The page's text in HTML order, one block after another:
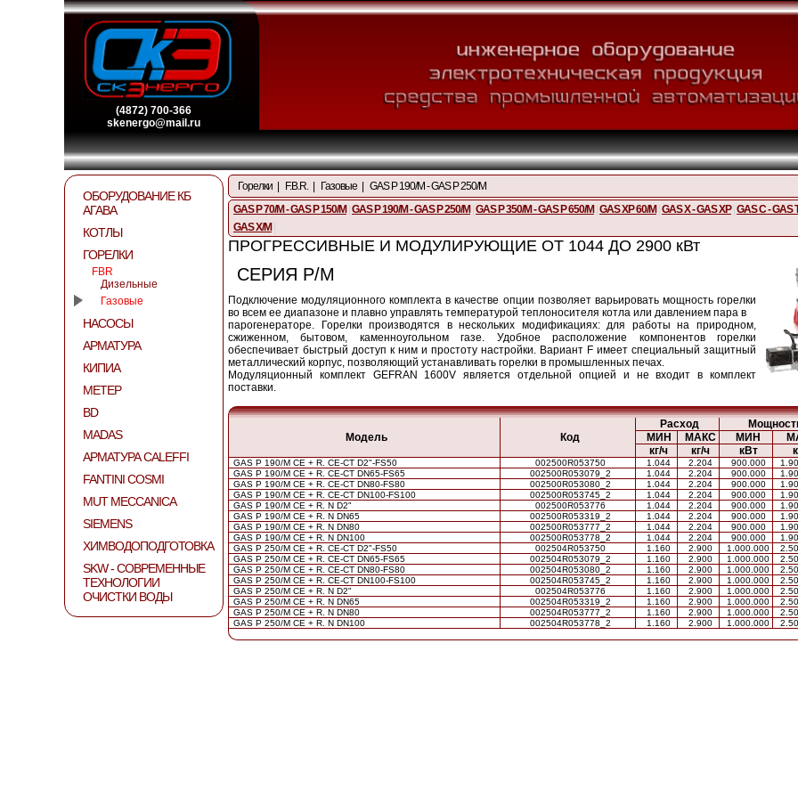
(4872) 700-366
skenergo@mail.ru
ОБОРУДОВАНИЕ КБ
АГАВА
КОТЛЫ
ГОРЕЛКИ
FBR
Дизельные
Газовые
НАСОСЫ
АРМАТУРА
КИПИА
МЕТЕР
BD
MADAS
АРМАТУРА CALEFFI
FANTINI COSMI
MUT MECCANICA
SIEMENS
ХИМВОДОПОДГОТОВКА
SKW - СОВРЕМЕННЫЕ
ТЕХНОЛОГИИ
ОЧИСТКИ ВОДЫ
Горелки F.B.R. Газовые
GAS P 190/M - GAS P 250/M
GAS P 70/M - GAS P 150/M GAS P 190/M - GAS P 250/M GAS P 350/M - GAS P 650/M GAS XP 60/M GAS X - GAS XP| GAS C - GAS
GAS X/M
ПРОГРЕССИВНЫЕ И МОДУЛИРУЮЩИЕ ОТ 1044 ДО 2900 кВт
СЕРИЯ P/M
Подключение модуляционного комплекта в качестве опции позволяет варьировать мощность горелки
во всем ее диапазоне и плавно управлять температурой теплоносителя котла или давлением пара в
парогенераторе. Горелки производятся в нескольких модификациях: для работы на природном,
сжиженном, бытовом, каменноугольном газе. Удобное расположение компонентов горелки
обеспечивает быстрый доступ к ним и простоту настройки. Вариант F имеет специальный защитный
металлический корпус, позволяющий устанавливать горелки в промышленных печах.
Модуляционный комплект GEFRAN 1600V является отдельной опцией и не входит в комплект
поставки.
Модель Код
Расход
МИН
МАКС МИН
кг/ч
кг/ч кВт
GAS P 190/M CE + R. CE-CT D2"-FS50 002500R053750 1.044 2.204 900.000
GAS P 190/M CE + R. CE-CT DN65-FS65
002500R053079_2 1.044 2.204 900.000
GAS P 190/M CE + R. CE-CT DN80-FS80
002500R053080_2 1.044 2.204 900.000
GAS P 190/M CE + R. CE-CT DN100-FS100
002500R053745_2 1.044 2.204 900.000
GAS P 190/M CE + R. N D2"
002500R053776 1.044 2.204 900.000
GAS P 190/M CE + R. N DN65
002500R053319_2 1.044 2.204 900.000
GAS P 190/M CE + R. N DN80
002500R053777_2 1.044 2.204 900.000
GAS P 190/M CE + R. N DN100
002500R053778_2 1.044 2.204 900.000
GAS P 250/M CE + R. CE-CT D2"-FS50
002504R053750 1.160 2.900 1.000.000
GAS P 250/M CE + R. CE-CT DN65-FS65
002504R053079_2 1.160 2.900 1.000.000
GAS P 250/M CE + R. CE-CT DN80-FS80
002504R053080_2 1.160 2.900 1.000.000
GAS P 250/M CE + R. CE-CT DN100-FS100
002504R053745_2 1.160 2.900 1.000.000
GAS P 250/M CE + R. N D2"
002504R053776 1.160 2.900 1.000.000
GAS P 250/M CE + R. N DN65
002504R053319_2 1.160 2.900 1.000.000
GAS P 250/M CE + R. N DN80
002504R053777_2 1.160 2.900 1.000.000
GAS P 250/M CE + R. N DN100
002504R053778_2 1.160 2.900 1.000.000